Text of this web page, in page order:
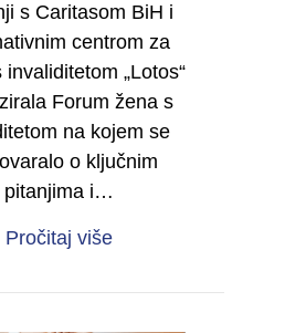
s Caritasom BiH i
centrom za
„Lotos“
Forum žena s
na kojem se
o ključnim
pitanjima i…
Pročitaj višeabout Forum žena s